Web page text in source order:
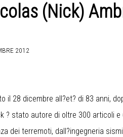
(Nick)
2012
il 28 dicembre all?et? di 83 anni,
? stato autore di oltre 300 articoli
dei terremoti, dall?ingegneria